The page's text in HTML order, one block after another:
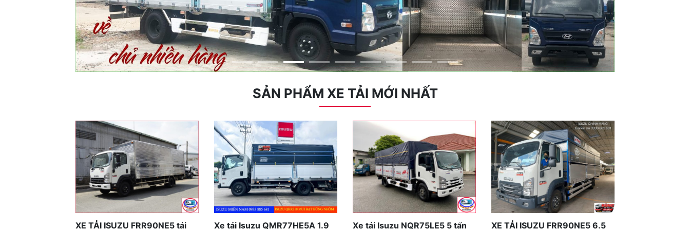
SẢN PHẨM XE TẢI MỚI NHẤT
XE TẢI ISUZU FRR90NE5 tải Xe tải Isuzu QMR77HE5A 1.9 Xe tải Isuzu NQR75LE5 5 tấn XE TẢI ISUZU FRR90NE5 6.5